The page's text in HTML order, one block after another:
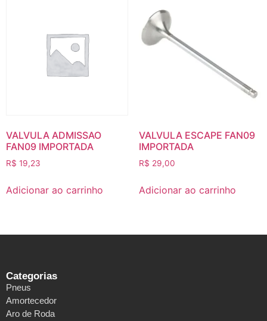
VALVULA ADMISSAO
FAN09 IMPORTADA
R$ 19,23
Adicionar ao carrinho
VALVULA ESCAPE FAN09
IMPORTADA
R$ 29,00
Adicionar ao carrinho
Categorias
Pneus
Amortecedor
Aro de Roda